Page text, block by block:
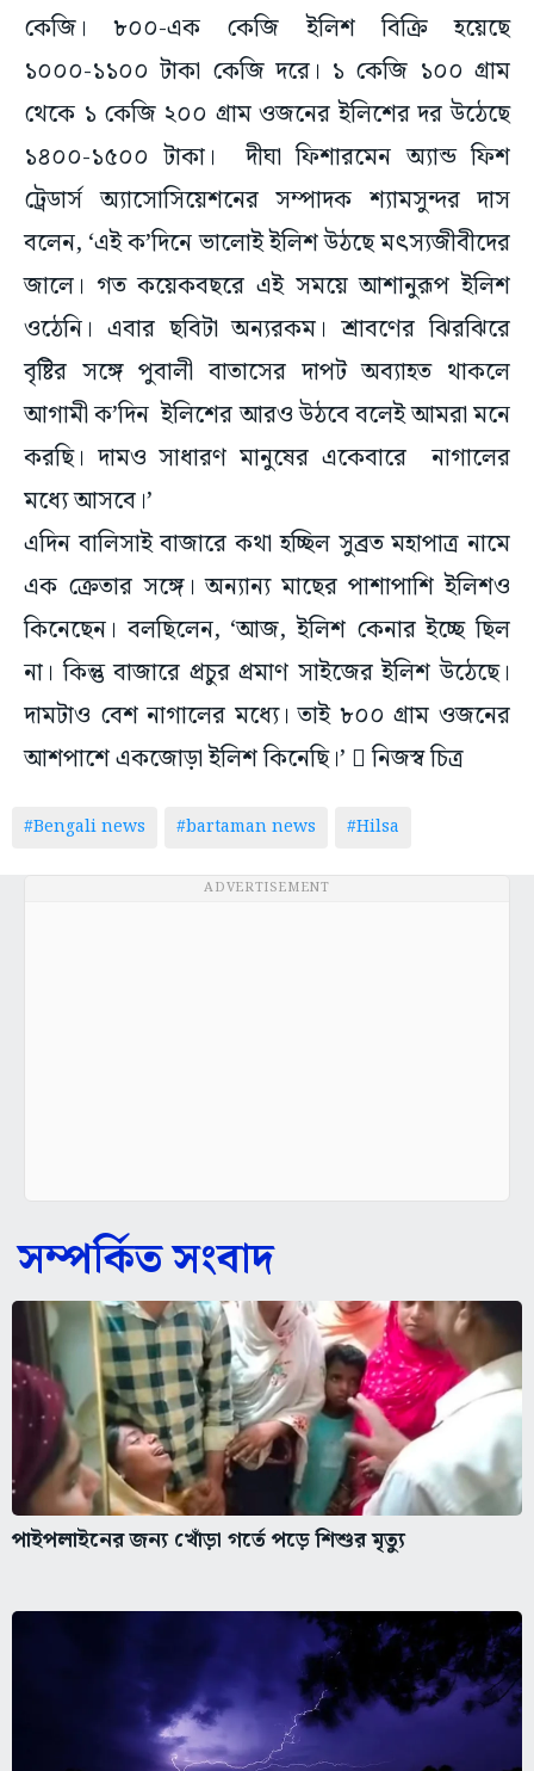
কেজি। ৮০০-এক কেজি ইলিশ বিক্রি হয়েছে
১০০০-১১০০ টাকা কেজি দরে। ১ কেজি ১০০ গ্রাম
থেকে ১ কেজি ২০০ গ্রাম ওজনের ইলিশের দর উঠেছে
১৪০০-১৫০০ টাকা। দীঘা ফিশারমেন অ্যান্ড ফিশ
ট্রেডার্স অ্যাসোসিয়েশনের সম্পাদক শ্যামসুন্দর দাস
বলেন, ‘এই ক’দিনে ভালোই ইলিশ উঠছে মৎস্যজীবীদের
জালে। গত কয়েকবছরে এই সময়ে আশানুরূপ ইলিশ
ওঠেনি। এবার ছবিটা অন্যরকম। শ্রাবণের ঝিরঝিরে
বৃষ্টির সঙ্গে পুবালী বাতাসের দাপট অব্যাহত থাকলে
আগামী ক’দিন ইলিশের আরও উঠবে বলেই আমরা মনে
করছি। দামও সাধারণ মানুষের একেবারে নাগালের
মধ্যে আসবে।’
এদিন বালিসাই বাজারে কথা হচ্ছিল সুব্রত মহাপাত্র নামে
এক ক্রেতার সঙ্গে। অন্যান্য মাছের পাশাপাশি ইলিশও
কিনেছেন। বলছিলেন, ‘আজ, ইলিশ কেনার ইচ্ছে ছিল
না। কিন্তু বাজারে প্রচুর প্রমাণ সাইজের ইলিশ উঠেছে।
দামটাও বেশ নাগালের মধ্যে। তাই ৮০০ গ্রাম ওজনের
আশপাশে একজোড়া ইলিশ কিনেছি।’  নিজস্ব চিত্র
#Bengali news #bartaman news #Hilsa
ADVERTISEMENT
সম্পর্কিত সংবাদ
পাইপলাইনের জন্য খোঁড়া গর্তে পড়ে শিশুর মৃত্যু